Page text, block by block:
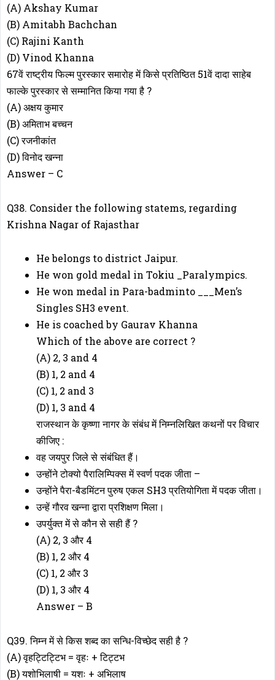
(A) Akshay Kumar
(B) Amitabh Bachchan
(C) Rajini Kanth
(D) Vinod Khanna
67वें राष्ट्रीय फिल्म पुरस्कार समारोह में किसे प्रतिष्ठित 51वें दादा साहेब
फाल्के पुरस्कार से सम्मानित किया गया है ?
(A) अक्षय कुमार
(B) अमिताभ बच्चन
(C) रजनीकांत
(D) विनोद खन्ना
Answer – C
Q38. Consider the following statems, regarding
Krishna Nagar of Rajasthar
He belongs to district Jaipur.
He won gold medal in Tokiu _Paralympics.
He won medal in Para-badminto ___Men’s
Singles SH3 event.
He is coached by Gaurav Khanna
Which of the above are correct ?
(A) 2, 3 and 4
(B) 1, 2 and 4
(C) 1, 2 and 3
(D) 1, 3 and 4
राजस्थान के कृष्णा नागर के संबंध में निम्नलिखित कथनों पर विचार
कीजिए :
वह जयपुर जिले से संबंधित हैं।
उन्होंने टोक्यो पैरालिम्पिक्स में स्वर्ण पदक जीता –
उन्होंने पैरा-बैडमिंटन पुरुष एकल SH3 प्रतियोगिता में पदक जीता।
उन्हें गौरव खन्ना द्वारा प्रशिक्षण मिला।
उपर्युक्त में से कौन से सही हैं ?
(A) 2, 3 और 4
(B) 1, 2 और 4
(C) 1, 2 और 3
(D) 1, 3 और 4
Answer – B
Q39. निम्न में से किस शब्द का सन्धि-विच्छेद सही है ?
(A) वृहट्टिट्टिभ = वृहः + टिट्टभ
(B) यशोभिलाषी = यशः + अभिलाष